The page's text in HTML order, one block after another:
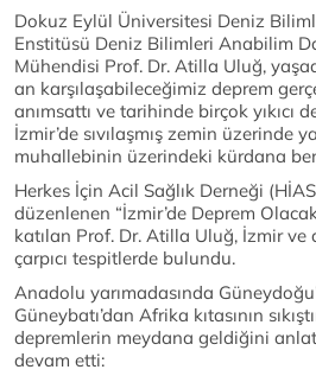
Dokuz Eylül Üniversitesi Deniz
Enstitüsü Deniz Bilimleri Anabilim
Mühendisi Prof. Dr. Atilla Uluğ,
an karşılaşabileceğimiz deprem
anımsattı ve tarihinde birçok yıkıcı
İzmir’de sıvılaşmış zemin üzerinde
muhallebinin üzerindeki kürdana
Herkes İçin Acil Sağlık Derneği
düzenlenen “İzmir’de Deprem
katılan Prof. Dr. Atilla Uluğ, İzmir ve
çarpıcı tespitlerde bulundu.
Anadolu yarımadasında
Güneybatı’dan Afrika kıtasının
depremlerin meydana geldiğini
devam etti: